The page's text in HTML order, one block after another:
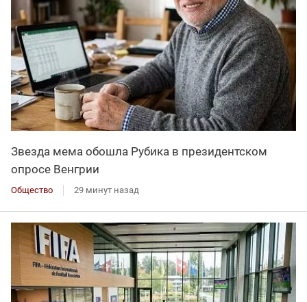
Звезда мема обошла Рубика в президентском
опросе Венгрии
Общество 29 минут назад